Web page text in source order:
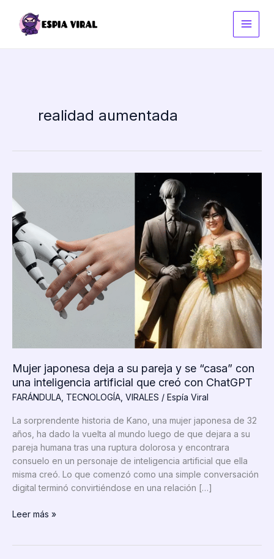
contenido
realidad aumentada
Mujer japonesa deja a su pareja y se “casa” con
una inteligencia artificial que creó con ChatGPT
FARÁNDULA TECNOLOGÍA VIRALES / Espía Viral
La sorprendente historia de Kano, una mujer japonesa de 32
años, ha dado la vuelta al mundo luego de que dejara a su
pareja humana tras una ruptura dolorosa y encontrara
consuelo en un personaje de inteligencia artificial que ella
misma creó. Lo que comenzó como una simple conversación
digital terminó convirtiéndose en una relación […]
Mujer
Leer más »